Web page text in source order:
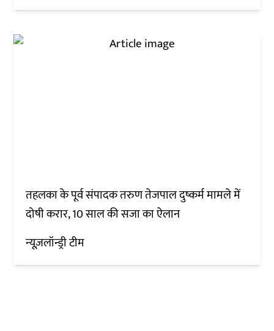
तहलका के पूर्व संपादक तरुण तेजपाल दुष्कर्म मामले में
दोषी करार, 10 साल की सजा का ऐलान
न्यूज़लॉन्ड्री टीम